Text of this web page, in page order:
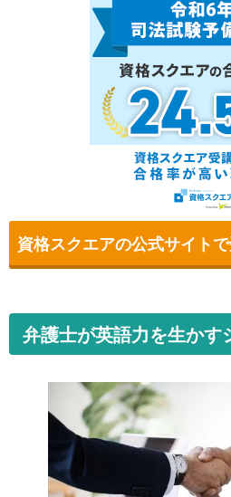
資格スクエアの公式サイトで
弁護士が英語力を生かす